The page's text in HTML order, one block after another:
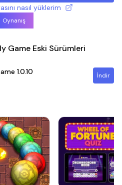
nasıl yüklerim
Oynanış
Game Eski Sürümleri
1.0.10 İndir